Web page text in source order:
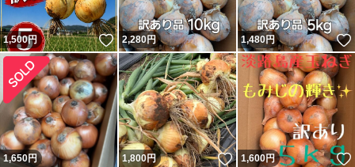
1,500円 いいね！
2,280円 1,480円
1,650円 1,800円 いいね！
1,600円